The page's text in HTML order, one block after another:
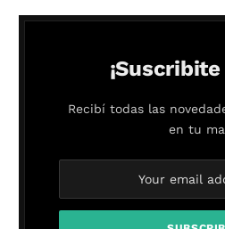
Recibí todas las
en tu